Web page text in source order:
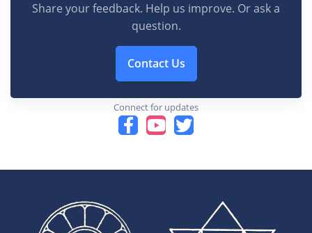
Share your feedback. Help us improve. Or ask a
question.
Contact Us
Connect for updates